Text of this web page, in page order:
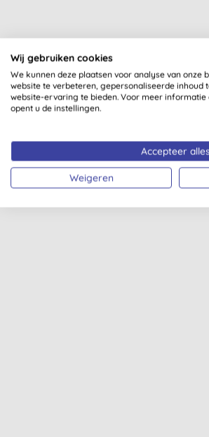
Wij gebruiken cookies
We kunnen deze plaatsen voor analyse van onze
website te verbeteren, gepersonaliseerde inhoud
website-ervaring te bieden. Voor meer
opent u de instellingen.
Accepteer alles
Weigeren